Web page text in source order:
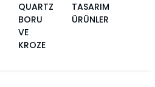
QUARTZ
BORU
VE
KROZE
TASARIM
ÜRÜNLER